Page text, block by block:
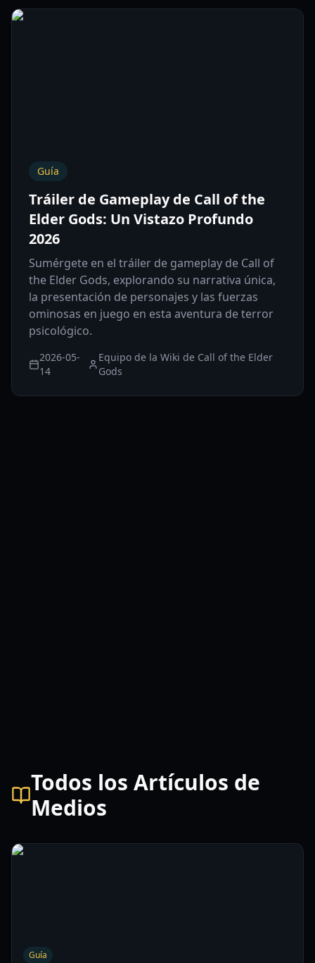
Guía
Tráiler de Gameplay de Call of the
Elder Gods: Un Vistazo Profundo
2026
Sumérgete en el tráiler de gameplay de Call of
the Elder Gods, explorando su narrativa única,
la presentación de personajes y las fuerzas
ominosas en juego en esta aventura de terror
psicológico.
2026-05-
14
Equipo de la Wiki de Call of the Elder
Gods
Todos los Artículos de
Medios
Guía